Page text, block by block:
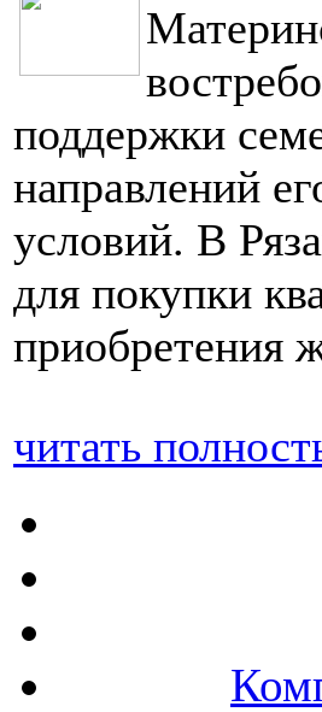
поддержки
направлений
условий. В
для покупки
приобретения
читать